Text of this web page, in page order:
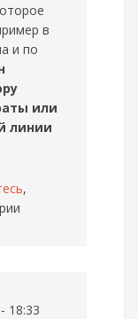
в
и по
или
линии
,
18:33